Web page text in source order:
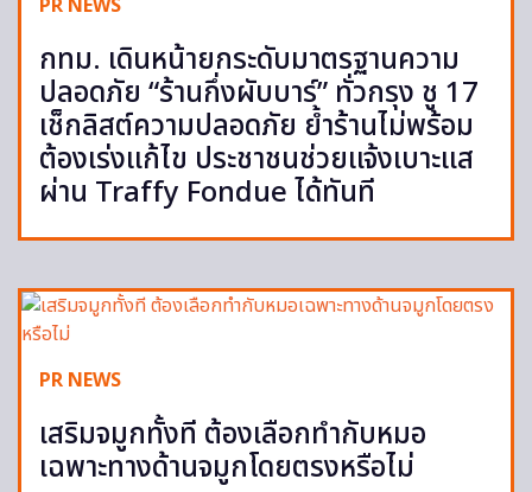
PR NEWS
กทม. เดินหน้ายกระดับมาตรฐานความ
ปลอดภัย “ร้านกึ่งผับบาร์” ทั่วกรุง ชู 17
เช็กลิสต์ความปลอดภัย ย้ำร้านไม่พร้อม
ต้องเร่งแก้ไข ประชาชนช่วยแจ้งเบาะแส
ผ่าน Traffy Fondue ได้ทันที
PR NEWS
เสริมจมูกทั้งที ต้องเลือกทำกับหมอ
เฉพาะทางด้านจมูกโดยตรงหรือไม่